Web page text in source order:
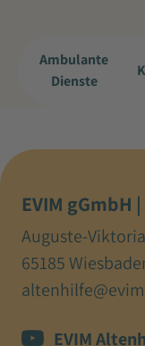
Ambulante
Dienste
EVIM gGmbH
Auguste-
65185
EVIM